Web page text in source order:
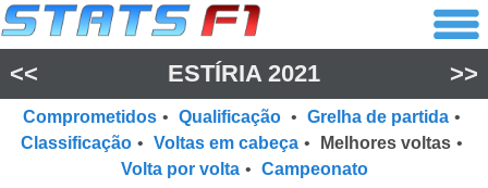
<< ESTÍRIA 2021 >>
Comprometidos • Qualificação • Grelha de partida •
Classificação • Voltas em cabeça • Melhores voltas •
Volta por volta • Campeonato